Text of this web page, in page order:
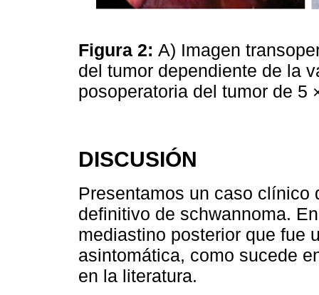
Figura 2: A) Imagen
del tumor dependiente de la
posoperatoria del tumor de 5
DISCUSIÓN
Presentamos un caso clínico
definitivo de schwannoma.
mediastino posterior que fue
asintomática, como sucede
en la literatura.